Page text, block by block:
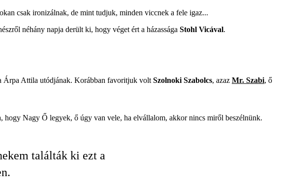
csak ironizálnak, de mint tudjuk, minden viccnek a fele igaz...
néhány napja derült ki, hogy véget ért a házassága Stohl Vicával.
Árpa Attila utódjának. Korábban favoritjuk volt Szolnoki Szabolcs, azaz Mr. Szabi, ő
Nagy Ő legyek, ő úgy van vele, ha elvállalom, akkor nincs miről beszélnünk.
találták ki ezt a